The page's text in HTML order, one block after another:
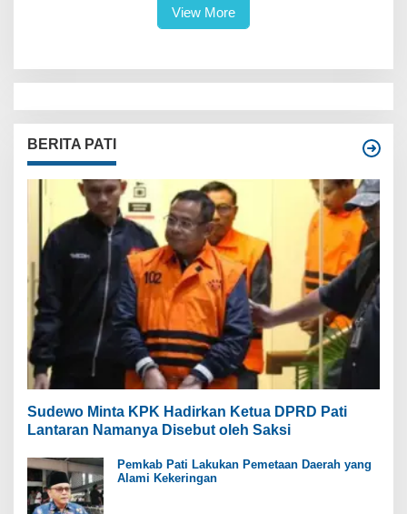
View More
BERITA PATI
Sudewo Minta KPK Hadirkan Ketua DPRD Pati
Lantaran Namanya Disebut oleh Saksi
Pemkab Pati Lakukan Pemetaan Daerah yang
Alami Kekeringan